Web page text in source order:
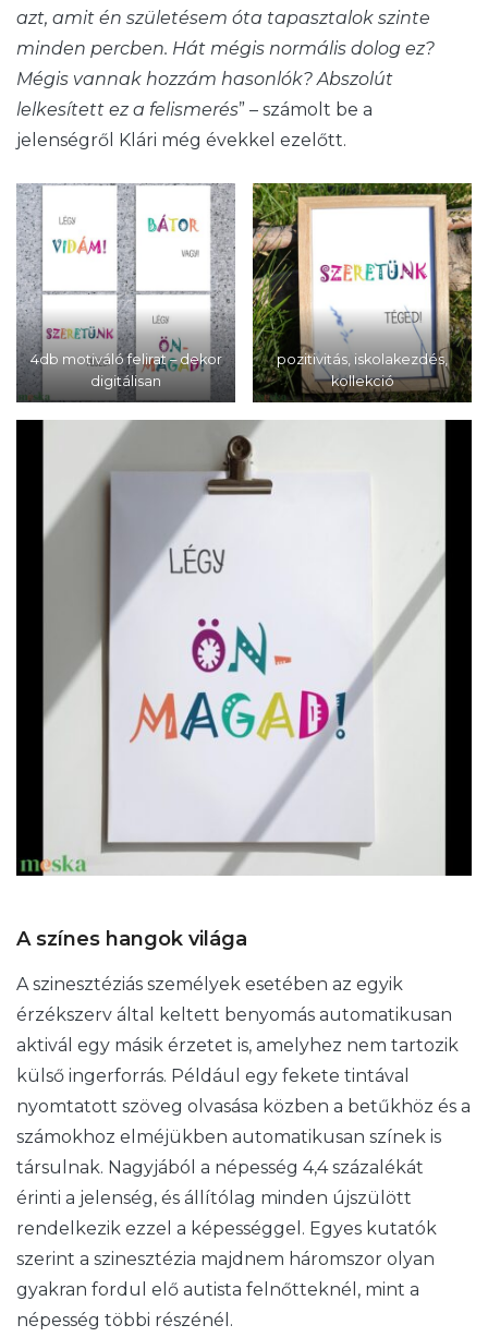
azt, amit én születésem óta tapasztalok szinte
minden percben. Hát mégis normális dolog ez?
Mégis vannak hozzám hasonlók? Abszolút
lelkesített ez a felismerés” – számolt be a
jelenségről Klári még évekkel ezelőtt.
4db motiváló felirat – dekor
digitálisan
pozitivitás, iskolakezdés,
kollekció
A színes hangok világa
A szinesztéziás személyek esetében az egyik
érzékszerv által keltett benyomás automatikusan
aktivál egy másik érzetet is, amelyhez nem tartozik
külső ingerforrás. Például egy fekete tintával
nyomtatott szöveg olvasása közben a betűkhöz és a
számokhoz elméjükben automatikusan színek is
társulnak. Nagyjából a népesség 4,4 százalékát
érinti a jelenség, és állítólag minden újszülött
rendelkezik ezzel a képességgel. Egyes kutatók
szerint a szinesztézia majdnem háromszor olyan
gyakran fordul elő autista felnőtteknél, mint a
népesség többi részénél.